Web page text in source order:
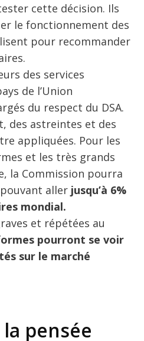
cette décision. Ils
le fonctionnement des
pour recommander
des services
de l’Union
du respect du DSA.
des astreintes et des
appliquées. Pour les
et les très grands
la Commission pourra
aller jusqu’à 6%
mondial.
et répétées au
pourront se voir
sur le marché
pensée